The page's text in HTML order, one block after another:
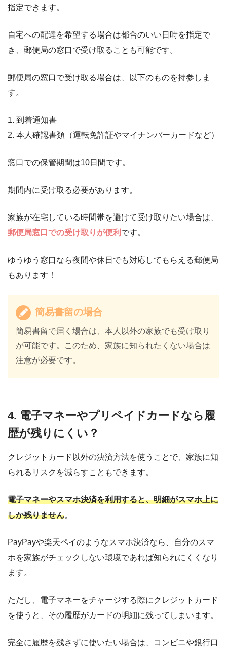
指定できます。
自宅への配達を希望する場合は都合のいい日時を指定で
き、郵便局の窓口で受け取ることも可能です。
郵便局の窓口で受け取る場合は、以下のものを持参しま
す。
1. 到着通知書
2. 本人確認書類（運転免許証やマイナンバーカードなど）
窓口での保管期間は10日間です。
期間内に受け取る必要があります。
家族が在宅している時間帯を避けて受け取りたい場合は、
郵便局窓口での受け取りが便利 です。
ゆうゆう窓口なら夜間や休日でも対応してもらえる郵便局
もあります！
簡易書留の場合
簡易書留で届く場合は、本人以外の家族でも受け取り
が可能です。このため、家族に知られたくない場合は
注意が必要です。
4. 電子マネーやプリペイドカードなら履
歴が残りにくい？
クレジットカード以外の決済方法を使うことで、家族に知
られるリスクを減らすこともできます。
電子マネーやスマホ決済を利用すると、明細がスマホ上に
しか残りません。
PayPayや楽天ペイのようなスマホ決済なら、自分のスマ
ホを家族がチェックしない環境であれば知られにくくなり
ます。
ただし、電子マネーをチャージする際にクレジットカード
を使うと、その履歴がカードの明細に残ってしまいます。
完全に履歴を残さずに使いたい場合は、コンビニや銀行口